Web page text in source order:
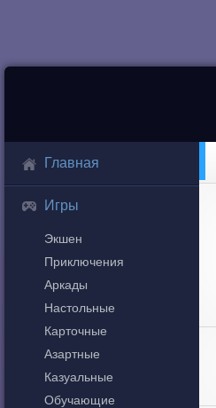
Главная
Игры
Экшен
Приключения
Аркады
Настольные
Карточные
Азартные
Казуальные
Обучающие